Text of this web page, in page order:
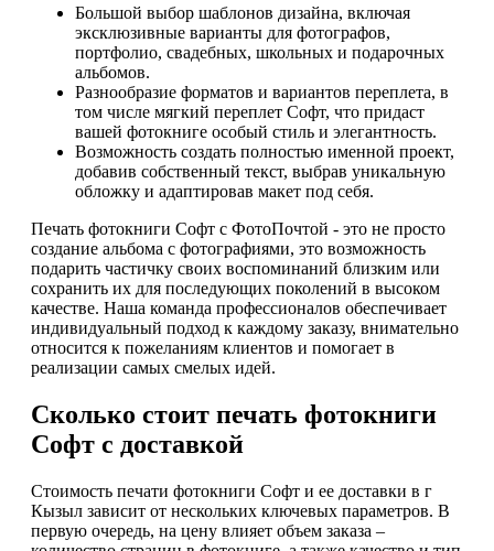
Большой выбор шаблонов дизайна, включая
эксклюзивные варианты для фотографов,
портфолио, свадебных, школьных и подарочных
альбомов.
Разнообразие форматов и вариантов переплета, в
том числе мягкий переплет Софт, что придаст
вашей фотокниге особый стиль и элегантность.
Возможность создать полностью именной проект,
добавив собственный текст, выбрав уникальную
обложку и адаптировав макет под себя.
Печать фотокниги Софт с ФотоПочтой - это не просто
создание альбома с фотографиями, это возможность
подарить частичку своих воспоминаний близким или
сохранить их для последующих поколений в высоком
качестве. Наша команда профессионалов обеспечивает
индивидуальный подход к каждому заказу, внимательно
относится к пожеланиям клиентов и помогает в
реализации самых смелых идей.
Сколько стоит печать фотокниги
Софт с доставкой
Стоимость печати фотокниги Софт и ее доставки в г
Кызыл зависит от нескольких ключевых параметров. В
первую очередь, на цену влияет объем заказа –